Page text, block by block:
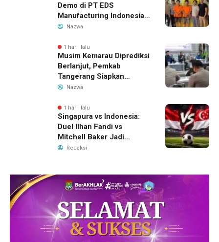
Demo di PT EDS
Manufacturing Indonesia
Ditahan, Polda Banten
Pengelolaan Limbah
Nazwa
1 hari lalu
Musim Kemarau Diprediksi
Berlanjut, Pemkab
Tangerang Siapkan
Langkah Antisipasi Krisis
Nazwa
1 hari lalu
Singapura vs Indonesia:
Duel Ilhan Fandi vs
Mitchell Baker Jadi
Sorotan di Piala AFF 2026
Redaksi